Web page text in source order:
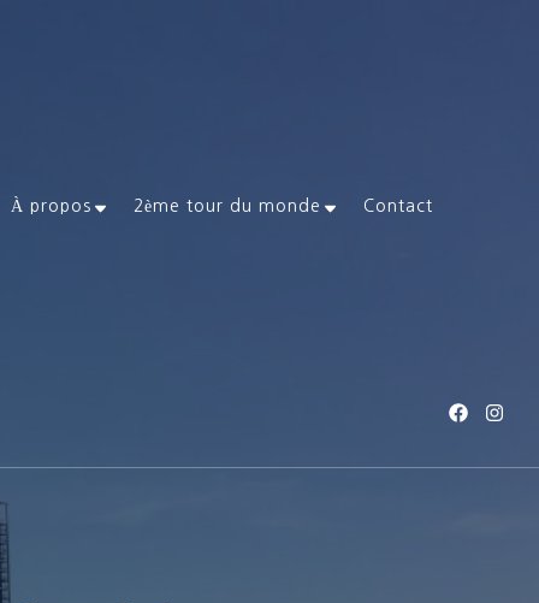
À propos 2ème tour du monde Contact